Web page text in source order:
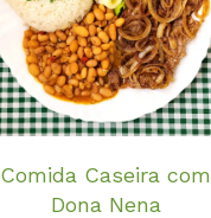
Comida Caseira com
Dona Nena